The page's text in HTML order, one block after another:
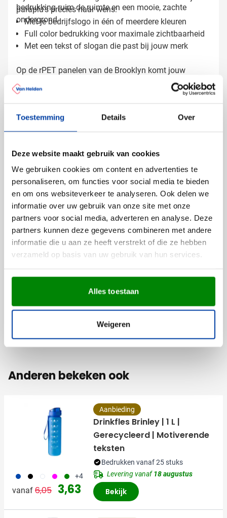
Toestemming Details Over
Deze website maakt gebruik van cookies
We gebruiken cookies om content en advertenties te
personaliseren, om functies voor social media te bieden
en om ons websiteverkeer te analyseren. Ook delen we
informatie over uw gebruik van onze site met onze
partners voor social media, adverteren en analyse. Deze
partners kunnen deze gegevens combineren met andere
informatie die u aan ze heeft verstrekt of die ze hebben
verzameld op basis van uw gebruik van hun services.
Alles toestaan
Weigeren
bedrukking ruim de ruimte en een mooie, zachte
ondergrond.
paraplu's precies naar wens:
Met je bedrijfslogo in één of meerdere kleuren
Full color bedrukking voor maximale zichtbaarheid
Met een tekst of slogan die past bij jouw merk
Op de rPET panelen van de Brooklyn komt jouw
bedrukking helder en opvallend tot zijn recht, bij elke
regenbui.
Gratis digitaal voorbeeld van je
bedrukte paraplu
Vraag een gratis digitaal voorbeeld aan en zie het zelf!
Neem contact met ons op voor vragen of advies, we
helpen je graag verder.
Lees meer
Specificaties
Artikelnummer
1014871
Gewicht
255 gram
Materiaal
Hout, Kunststof,
Polyester, rPET, Staal
Afmetingen
59.5 cm (h)
Anderen bekeken ook
023 001 970 046 004 +4
vanaf Normale prijs
6,05 Speciale prijs
3,63
Aanbieding
Drinkfles Brinley | 1 L |
Gerecycleerd | Motiverende
teksten
Bedrukken vanaf 25 stuks
Levering vanaf18 augustus
Bekijk